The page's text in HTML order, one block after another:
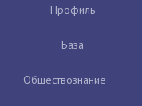
Профиль
База
Обществознание